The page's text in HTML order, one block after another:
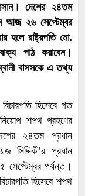
দেশের ২৪তম
আজ ২৬ সেপ্টেম্বর
হলে রাষ্ট্রপতি মো.
পাঠ করাবেন।
বাসসকে এ তথ্য
হিসেবে গত
শপথ গ্রহণের
২৪তম প্রধান
সিদ্দিকী’র প্রধান
সেপ্টেম্বর পর্যন্ত।
হিসেবে শপথ